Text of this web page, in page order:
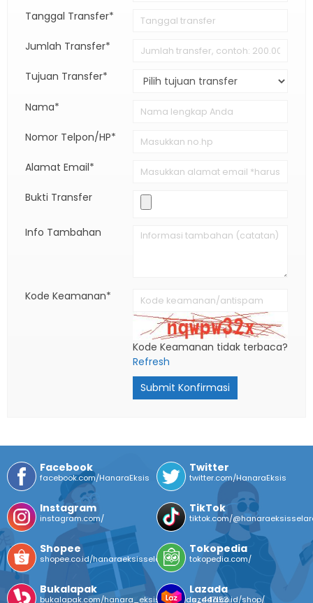
Tanggal Transfer*
Jumlah Transfer*
Tujuan Transfer*
Nama*
Nomor Telpon/HP*
Alamat Email*
Bukti Transfer
Info Tambahan
Kode Keamanan*
Kode Keamanan tidak terbaca?
Refresh
Submit Konfirmasi
Facebook
facebook.com/HanaraEksis
Twitter
twitter.com/HanaraEksis
Instagram
instagram.com/
TikTok
tiktok.com/
Shopee
shopee.co.id/hanaraeksisselaras
Tokopedia
tokopedia.com/
Bukalapak
bukalapak.com/hanara_eksis_selaras_447153
Lazada
lazada.co.id/shop/